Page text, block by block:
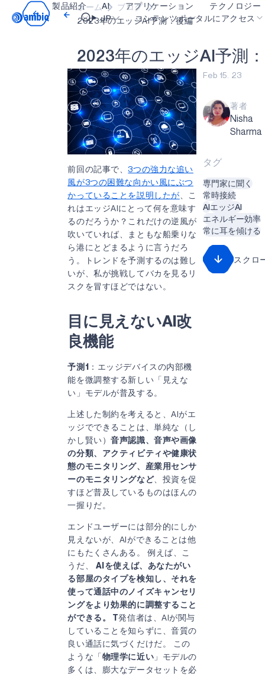
製品紹介 AI アプリケーション
ヘルスケア
インダストリアル・エッジ
スマート・リモコン
スマートホームとビル
スマートカード
ウェアラブル
ゲーミング
ヒアラブル
テクノロジー
blueSPOT
graphiqSPOT
neuralSPOT
secureSPOT
turboSPOT
JP コンテンツポータルにアクセス
ホーム
ブログ
2023年のエッジAI予測：後編
2023年のエ ッ ジA I予測 ：
前回の記事で、 3つの強力な追い
風が3つの困難な向かい風にぶつ
かっていることを説明したが 、こ
れはエッジAIにとって何を意味す
るのだろうか？これだけの逆風が
吹いていれば、まともな船乗りな
ら港にとどまるように言うだろ
う。トレンドを予測するのは難し
いが、私が挑戦してバカを見るリ
スクを冒すほどではない。
目に見えないAI改
良機能
予測1 ：エッジデバイスの内部機
能を微調整する新しい「見えな
い」モデルが普及する。
上述した制約を考えると、AIがエ
ッジでできることは、単純な（し
かし賢い）音声認識、音声や画像
の分類、アクティビティや健康状
態のモニタリング、産業用センサ
ーのモニタリングなど、投資を促
すほど普及しているものはほんの
一握りだ。
エンドユーザーには部分的にしか
見えないが、AIができることは他
にもたくさんある。 例えば、こ
うだ、 AIを使えば、あなたがい
る部屋のタイプを検知し、それを
使って通話中のノイズキャンセリ
ングをより効果的に調整すること
ができる。 T発信者は、AIが関与
していることを知らずに、音質の
良い通話に気づくだけだ。 この
ような「物理学に近い 」モデルの
多くは、膨大なデータセットを必
Feb 15. 23
著者
Nisha
Sharma
タグ
専門家に聞く
常時接続
AIエッジAI
エネルギー効率
常に耳を傾ける
スクロ
Video title
OK